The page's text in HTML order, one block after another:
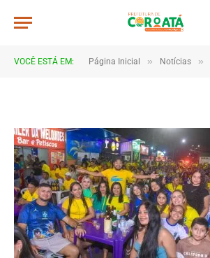
VOCÊ ESTÁ EM: Página Inicial » Notícias »
JWR_5326